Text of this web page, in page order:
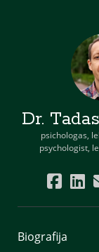
Dr.
psichologas,
psychologist,
Biografija